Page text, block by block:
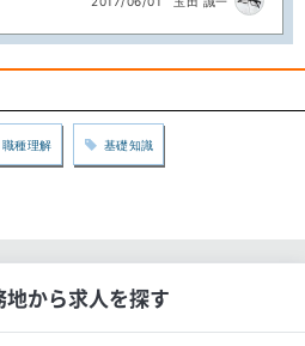
種理解 基礎知識
から求人を探す